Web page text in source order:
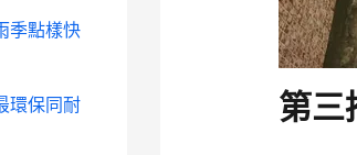
季點樣快
環保同耐
第三